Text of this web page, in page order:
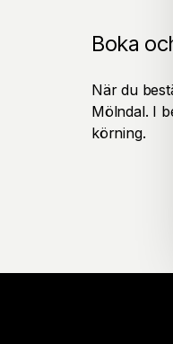
Boka
När du
Mölndal. I
körning.